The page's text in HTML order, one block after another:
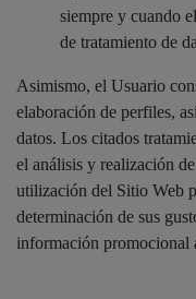
siempre y cuando
de tratamiento de
Asimismo, el Usuario
elaboración de perfiles,
datos. Los citados
el análisis y realización
utilización del Sitio Web
determinación de sus
información promocional